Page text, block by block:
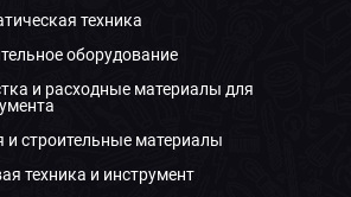
техника
оборудование
и расходные материалы для
и строительные материалы
техника и инструмент